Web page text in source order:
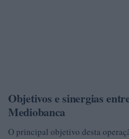
Objetivos e sinergias
Mediobanca
O principal objetivo desta